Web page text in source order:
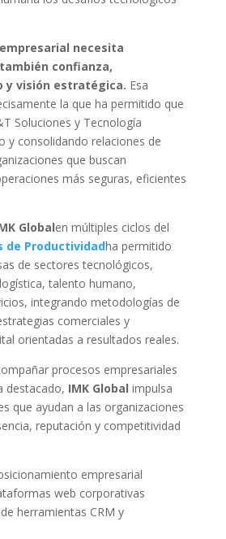
necesita
confianza,
y visión estratégica. Esa
la que ha permitido que
Soluciones y Tecnología
y consolidando relaciones de
que buscan
más seguras, eficientes
Globalen múltiples ciclos del
de Productividadha permitido
de sectores tecnológicos,
talento humano,
integrando metodologías de
comerciales y
orientadas a resultados reales.
procesos empresariales
destacado, IMK Global impulsa
que ayudan a las organizaciones
reputación y competitividad
empresarial
web corporativas
herramientas CRM y